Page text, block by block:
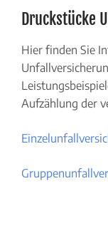
Druckstücke
Hier finden Sie
Aufzählung der